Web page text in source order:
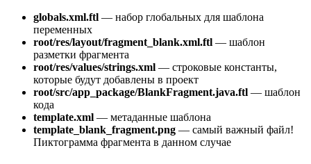
globals.xml.ftl — набор глобальных для шаблона
переменных
root/res/layout/fragment_blank.xml.ftl — шаблон
разметки фрагмента
root/res/values/strings.xml — строковые константы,
которые будут добавлены в проект
root/src/app_package/BlankFragment.java.ftl — шаблон
кода
template.xml — метаданные шаблона
template_blank_fragment.png — самый важный файл!
Пиктограмма фрагмента в данном случае